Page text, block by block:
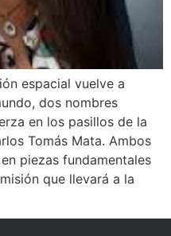
espacial vuelve a
dos nombres
en los pasillos de la
Tomás Mata. Ambos
piezas fundamentales
que llevará a la